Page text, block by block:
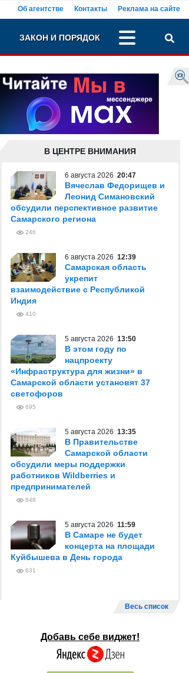
Об агентстве Контакты Реклама на сайте
ЗАКОН И ПОРЯДОК
В ЦЕНТРЕ ВНИМАНИЯ
6 августа 2026 20:47
Вячеслав Федорищев и
Леонид Симановский
обсудили перспективное развитие
Самарского региона
246
6 августа 2026 12:39
Самарская область
укрепит
взаимодействие с Республикой
Индия
410
5 августа 2026 13:50
В этом году по
нацпроекту
«Инфраструктура для жизни» в
Самарской области установят 37
светофоров
695
5 августа 2026 13:35
В Правительстве
Самарской области
обсудили меры поддержки
работников Wildberries и
предпринимателей
848
5 августа 2026 11:59
В Самаре не будет
концерта на площади
Куйбышева в День города
631
Весь список
Добавь себе виджет!